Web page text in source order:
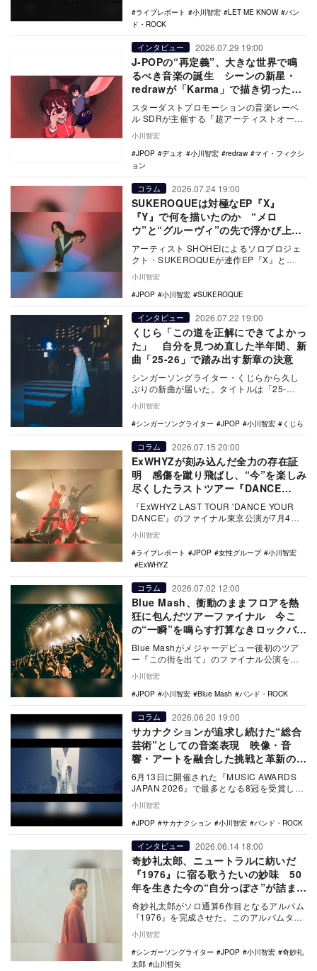
ライブレポート
小川智宏 LET ME KNOW
バン
ド・ROCK
インタビュー 2026.07.29 19:00
J-POPの“再定義”、大きな世界で鳴
るべき音楽の誕生 シーンの新星・
redrawが「Karma」で描き切った人
間の姿
スターダストプロモーションの音楽レーベ
ル SDRが主催する『超アーティストオーデ
ィション』で優秀賞を受賞したデュオ・
redraw…
小川智宏
JPOP
デュオ 小川智宏 redraw
マイ・フィクシ
ョン
コラム 2026.07.24 19:00
SUKEROQUEは対極なEP『X』
『Y』で何を描いたのか “メロ
ウ”と“グルーヴィ”の先で浮かび上が
る真価
アーティスト SHOHEIによるソロプロジェ
クト・SUKEROQUEが連作EP『X』と
『Y』をリリース。まったく異なる顔を見せ
る…
小川智宏
JPOP
小川智宏 SUKEROQUE
インタビュー 2026.07.22 19:00
くじら「この道を正解にできてよかっ
た」 自分を見つめ直した半年間、新
曲「25-26」で踏み出す新章の決意
シンガーソングライター・くじらから久し
ぶりの新曲が届いた。タイトルは「25-
26」。これはくじらにとって新たな始まり
の1曲だ。自…
小川智宏
シンガーソングライター
JPOP 小川智宏 くじら
コラム 2026.07.15 20:00
ExWHYZが刻み込んだ全力の存在証
明 感傷を蹴り飛ばし、“今”を楽しみ
尽くしたラストツアー『DANCE
YOUR DANCE』
『ExWHYZ LAST TOUR 'DANCE YOUR
DANCE'』のファイナル東京公演が7月4
日、Zepp DiverC…
小川智宏
ライブレポート
JPOP 女性グループ
小川智宏
ExWHYZ
コラム 2026.07.02 12:00
Blue Mash、衝動のままフロアを熱
狂に包んだツアーファイナル 今こ
の“一瞬”を鳴らす打算なきロックバン
ドの姿
Blue Mashがメジャーデビュー後初のツア
ー『この街を出て』のファイナル公演を渋
谷Spotify O-EASTで開催。本稿で…
小川智宏
JPOP
小川智宏 Blue Mash バンド・ROCK
コラム 2026.06.20 19:00
サカナクションが追求し続けた“総合
芸術”としての音楽表現 映像・音
響・アートを融合した挑戦と革新のバ
ンド史
6月13日に開催された『MUSIC AWARDS
JAPAN 2026』で最多となる8冠を受賞した
サカナクション。バンドとしては…
小川智宏
JPOP
サカナクション 小川智宏 バンド・ROCK
インタビュー 2026.06.14 18:00
奇妙礼太郎、ニュートラルに紡いだ
『1976』に宿る歌うたいの妙味 50
年を生きた今の“自分っぽさ”が詰まっ
た作品を語る
奇妙礼太郎がソロ通算6作目となるアルバム
『1976』を完成させた。このアルバムタイ
トルは今年50歳を迎える彼の生まれ年。そ
んな数…
小川智宏
シンガーソングライター
JPOP 小川智宏
奇妙礼
太郎
山川哲矢